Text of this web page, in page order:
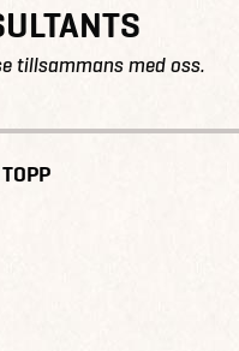
tillsammans med oss.